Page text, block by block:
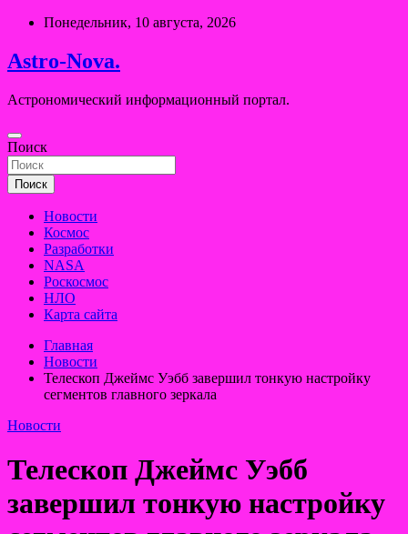
Перейти
содержимому
Понедельник, 10 августа, 2026
Astro-Nova.
Астрономический информационный портал.
Поиск
Поиск
Новости
Космос
Разработки
NASA
Роскосмос
НЛО
Карта сайта
Главная
Новости
Телескоп Джеймс Уэбб завершил тонкую настройку
сегментов главного зеркала
Новости
Телескоп Джеймс Уэбб
завершил тонкую настройку